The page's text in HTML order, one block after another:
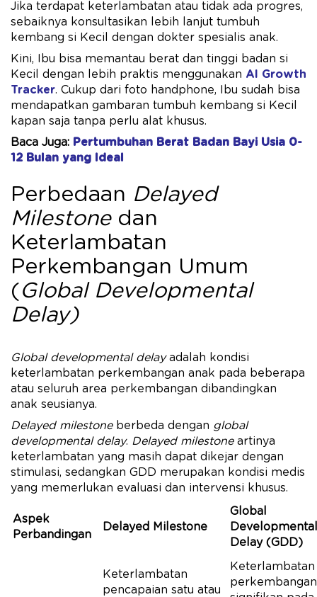
Jika terdapat keterlambatan atau tidak ada progres,
sebaiknya konsultasikan lebih lanjut tumbuh
kembang si Kecil dengan dokter spesialis anak.
Kini, Ibu bisa memantau berat dan tinggi badan si
Kecil dengan lebih praktis menggunakan AI Growth
Tracker. Cukup dari foto handphone, Ibu sudah bisa
mendapatkan gambaran tumbuh kembang si Kecil
kapan saja tanpa perlu alat khusus.
Baca Juga: Pertumbuhan Berat Badan Bayi Usia 0-
12 Bulan yang Ideal
Perbedaan Delayed
Milestonedan
Keterlambatan
Perkembangan Umum
(Global Developmental
Delay)
Global developmental delayadalah kondisi
keterlambatan perkembangan anak pada beberapa
atau seluruh area perkembangan dibandingkan
anak seusianya.
Delayed milestoneberbeda dengan global
developmental delay. Delayed milestone artinya
keterlambatan yang masih dapat dikejar dengan
stimulasi, sedangkan GDD merupakan kondisi medis
yang memerlukan evaluasi dan intervensi khusus.
Aspek
Perbandingan
Delayed Milestone
Global
Developmental
Delay (GDD)
Keterlambatan
pencapaian satu atau
Keterlambatan
perkembangan